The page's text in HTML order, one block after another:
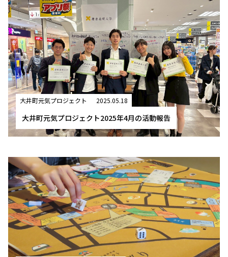
大井町元気プロジェクト 2025.05.18
大井町元気プロジェクト2025年4月の活動報告